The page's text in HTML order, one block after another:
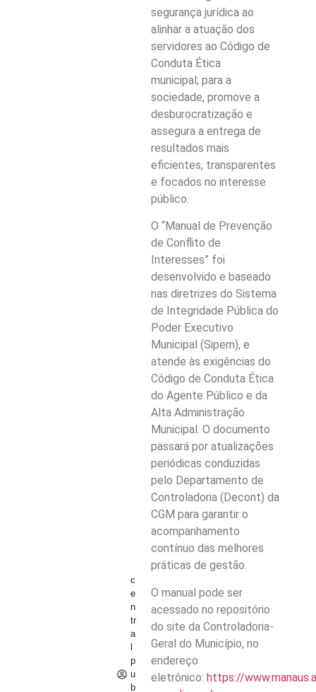
c
e
n
tr
a
p
u
b
segurança jurídica ao
alinhar a atuação dos
servidores ao Código de
Conduta Ética
municipal; para a
sociedade, promove a
desburocratização e
assegura a entrega de
resultados mais
eficientes, transparentes
e focados no interesse
público.
O “Manual de Prevenção
de Conflito de
Interesses” foi
desenvolvido e baseado
nas diretrizes do Sistema
de Integridade Pública do
Poder Executivo
Municipal (Sipem), e
atende às exigências do
Código de Conduta Ética
do Agente Público e da
Alta Administração
Municipal. O documento
passará por atualizações
periódicas conduzidas
pelo Departamento de
Controladoria (Decont) da
CGM para garantir o
acompanhamento
contínuo das melhores
práticas de gestão.
O manual pode ser
acessado no repositório
do site da Controladoria-
Geral do Município, no
endereço
eletrônico:https://